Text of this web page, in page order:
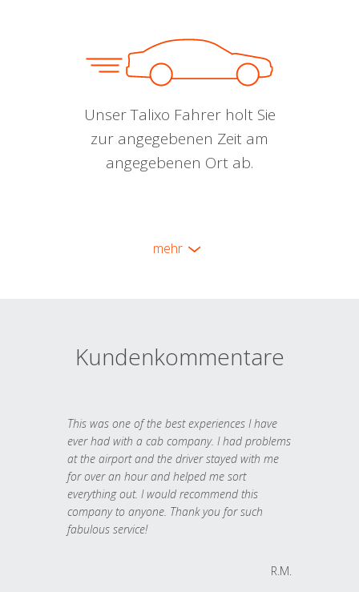
Unser Talixo Fahrer holt Sie
zur angegebenen Zeit am
angegebenen Ort ab.
mehr
Kundenkommentare
This was one of the best experiences I have
ever had with a cab company. I had problems
at the airport and the driver stayed with me
for over an hour and helped me sort
everything out. I would recommend this
company to anyone. Thank you for such
fabulous service!
R.M.